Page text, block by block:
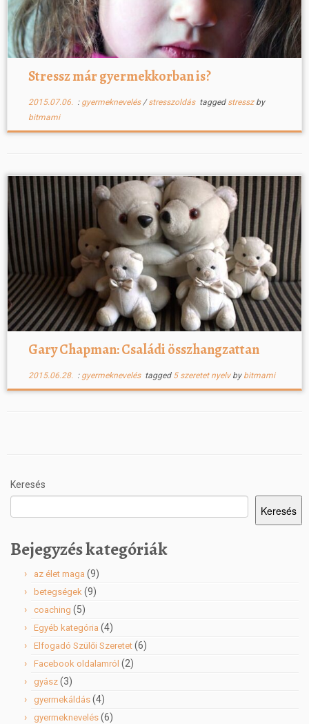
Stressz már gyermekkorban is?
2015.07.06.: gyermeknevelés/stresszoldás tagged stressz by
bitmami
Gary Chapman: Családi összhangzattan
2015.06.28.: gyermeknevelés tagged 5 szeretet nyelv by bitmami
Keresés
Keresés
Bejegyzés kategóriák
az élet maga (9)
betegségek (9)
coaching (5)
Egyéb kategória (4)
Elfogadó Szülői Szeretet (6)
Facebook oldalamról (2)
gyász (3)
gyermekáldás (4)
gyermeknevelés (6)